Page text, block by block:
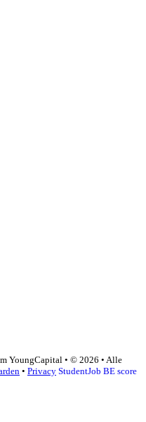
YoungCapital • © 2026 • Alle
• Privacy StudentJob BE score